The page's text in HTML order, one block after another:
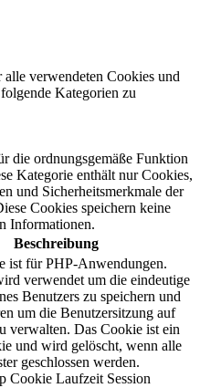
verwendeten Cookies und
Kategorien zu
die ordnungsgemäße Funktion
Kategorie enthält nur Cookies,
und Sicherheitsmerkmale der
Cookies speichern keine
Informationen.
Beschreibung
ist für PHP-Anwendungen.
verwendet um die eindeutige
Benutzers zu speichern und
um die Benutzersitzung auf
verwalten. Das Cookie ist ein
und wird gelöscht, wenn alle
geschlossen werden.
Cookie Laufzeit Session